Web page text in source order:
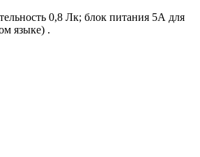
0,8 Лк; блок питания 5А для
языке) .